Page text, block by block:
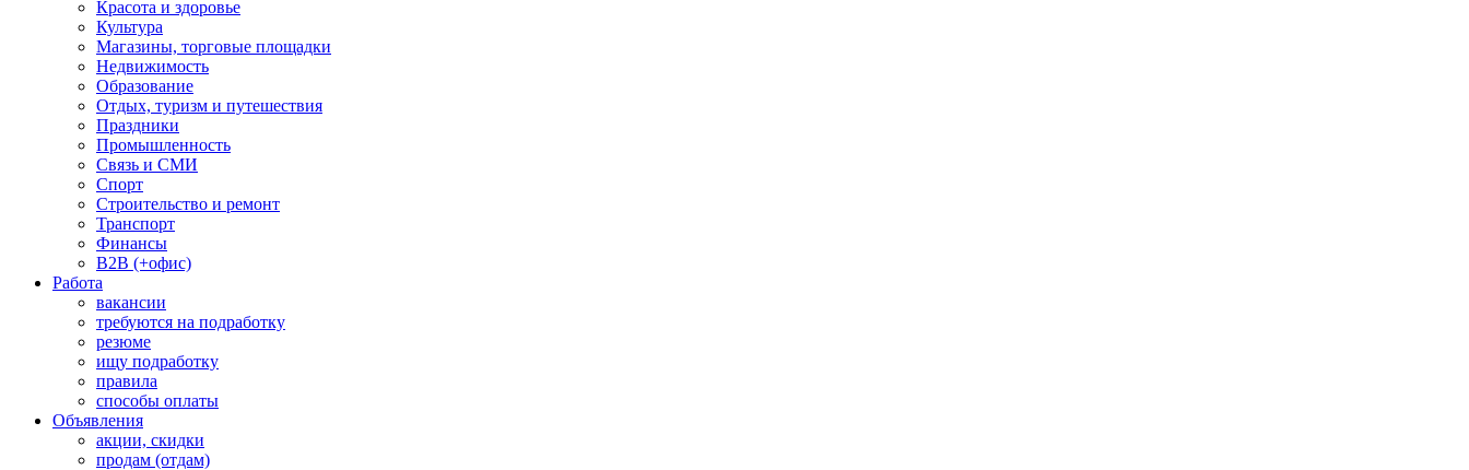
Красота и здоровье
Культура
Магазины, торговые площадки
Недвижимость
Образование
Отдых, туризм и путешествия
Праздники
Промышленность
Связь и СМИ
Спорт
Строительство и ремонт
Транспорт
Финансы
B2B (+офис)
Работа
вакансии
требуются на подработку
резюме
ищу подработку
правила
способы оплаты
Объявления
акции, скидки
продам (отдам)